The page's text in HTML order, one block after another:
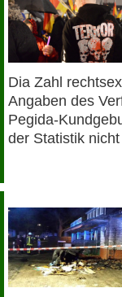
Dia Zahl
Angaben des
Pegida-
der Statistik